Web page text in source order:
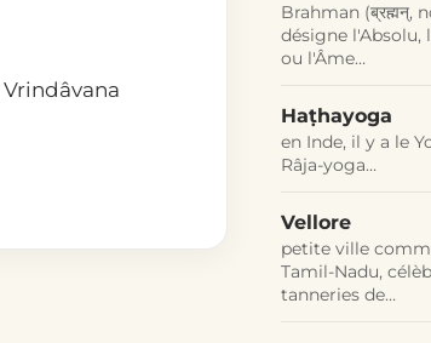
Brahman (ब्रह्मन्,
désigne l'Absolu,
ou l'Âme…
Haṭhayoga
en Inde, il y a le
Râja-yoga…
Vellore
petite ville
Tamil-Nadu,
tanneries de…